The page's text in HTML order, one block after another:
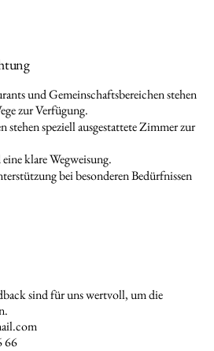
und Gemeinschaftsbereichen stehen
zur Verfügung.
stehen speziell ausgestattete Zimmer zur
klare Wegweisung.
bei besonderen Bedürfnissen
sind für uns wertvoll, um die
66